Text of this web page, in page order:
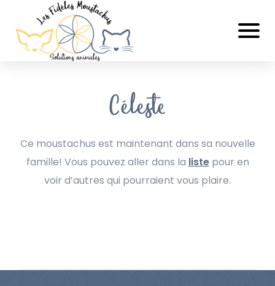
Céleste
Ce moustachus est maintenant dans sa nouvelle
famille! Vous pouvez aller dans la listepour en
voir d’autres qui pourraient vous plaire.